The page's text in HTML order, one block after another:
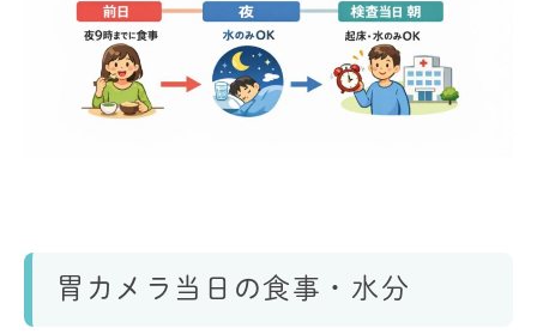
胃カメラ当日の食事・水分